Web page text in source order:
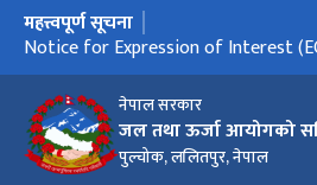
नेपाल सरकार
जल तथा ऊर्जा आयोगको
पुल्चोक, ललितपुर, नेपाल
मुख्य नेभिगेसनमा जानुहोस्
महत्त्वपूर्ण सूचना
Notice for Expression of Interest